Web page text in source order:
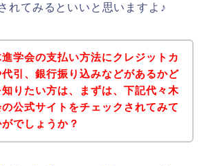
れてみるといいと思いますよ♪
学会の支払い方法にクレジットカ
代引、銀行振り込みなどがあるかど
知りたい方は、まずは、下記代々木
公式サイトをチェックされてみて
でしょうか？